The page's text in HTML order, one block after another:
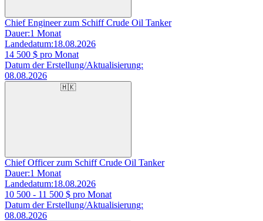
Chief Engineer zum Schiff Crude Oil Tanker
Dauer:1 Monat
Landedatum:18.08.2026
14 500 $ pro Monat
Datum der Erstellung/Aktualisierung:
08.08.2026
🇭🇰
Chief Officer zum Schiff Crude Oil Tanker
Dauer:1 Monat
Landedatum:18.08.2026
10 500 - 11 500 $ pro Monat
Datum der Erstellung/Aktualisierung:
08.08.2026